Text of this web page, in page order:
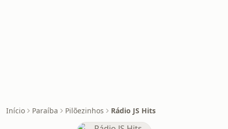
Início Paraíba Pilõezinhos Rádio JS Hits